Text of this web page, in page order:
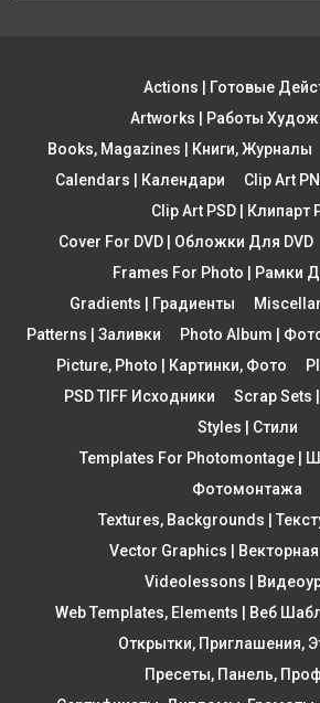
Actions | Готовые
Artworks | Работы
Books, Magazines | Книги, Журналы
Calendars | Календари
Clip Art
Clip Art PSD | Клипарт
Cover For DVD | Обложки Для DVD
Frames For Photo | Рамки
Gradients | Градиенты
Patterns | Заливки
Photo Album |
Picture, Photo | Картинки, Фото
PSD TIFF Исходники
Scrap Sets
Styles | Стили
Templates For Photomontage |
Фотомонтажа
Textures, Backgrounds |
Vector Graphics |
Videolessons |
Web Templates, Elements | Веб
Открытки, Приглашения,
Пресеты, Панель,